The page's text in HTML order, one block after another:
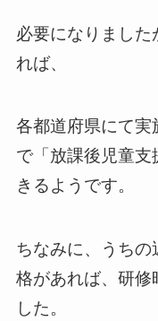
必要になりまし
れば、
各都道府県にて実
で「放課後児童
きるようです。
ちなみに、うち
格があれば、研修
した。